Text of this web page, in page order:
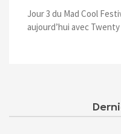
Jour 3 du Mad Cool
aujourd’hui avec